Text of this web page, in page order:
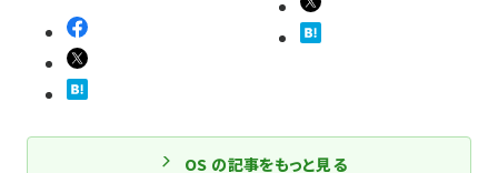
OS の記事をもっと見る